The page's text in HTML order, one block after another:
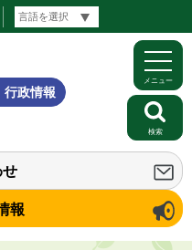
行政情報
せ
報
メニュー
検索